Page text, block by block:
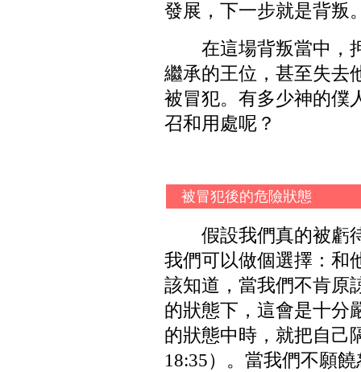
發展，下一步就是背叛
在這場背叛當中，
繼承的王位，甚至失去
被冒犯。有多少神的僕
召和用處呢？
被冒犯後的危險狀態
假設我們真的被虧
我們可以做個選擇：和
該知道，當我們不肯原
的狀態下，這會是十分
的狀態中時，就把自己
18:35）。當我們不願